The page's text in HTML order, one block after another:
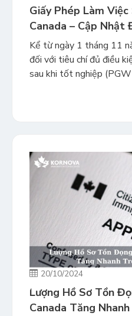
Giấy Phép Làm
Canada – Cập Nhật
Kể từ ngày 1 tháng 11
đối với tiêu chí đủ điều
sau khi tốt nghiệp
tế có kế hoạch ở lại và
20/10/2024
Lượng Hồ Sơ Tồn
Canada Tăng